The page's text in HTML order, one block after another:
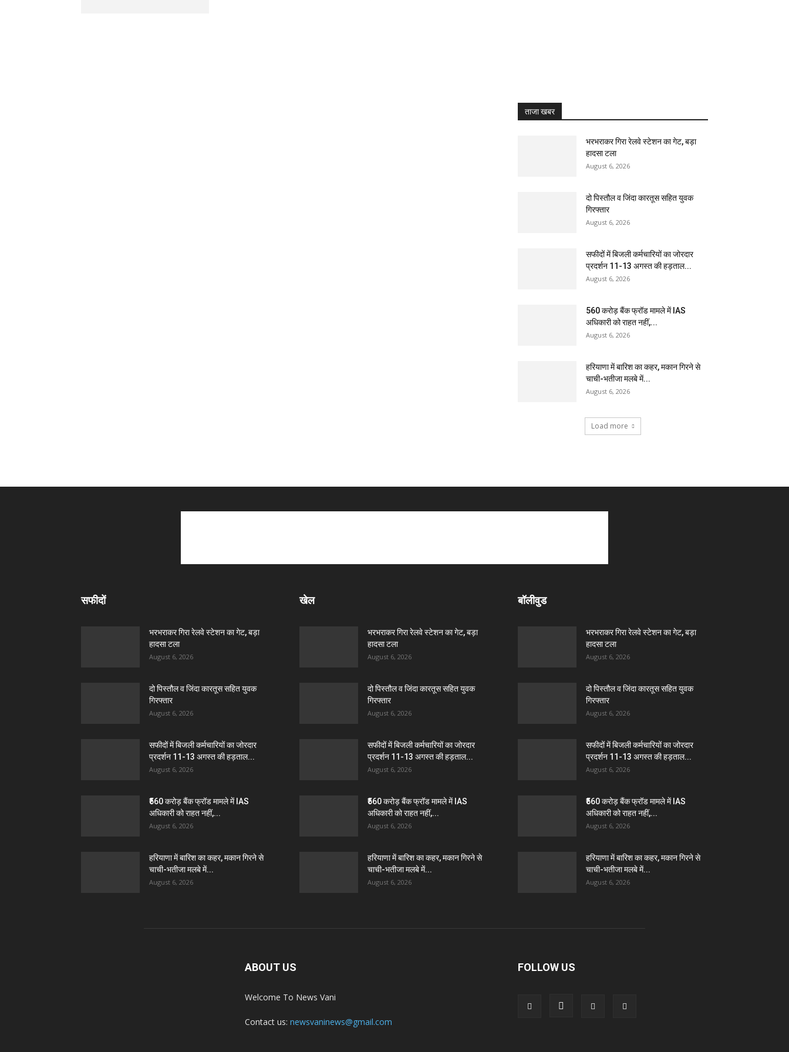
ताजा खबर
भरभराकर गिरा रेलवे स्टेशन का गेट, बड़ा
हादसा टला
August 6, 2026
दो पिस्तौल व जिंदा कारतूस सहित युवक
गिरफ्तार
August 6, 2026
सफीदों में बिजली कर्मचारियों का जोरदार
प्रदर्शन 11-13 अगस्त की हड़ताल...
August 6, 2026
₹560 करोड़ बैंक फ्रॉड मामले में IAS
अधिकारी को राहत नहीं,...
August 6, 2026
हरियाणा में बारिश का कहर, मकान गिरने से
चाची-भतीजा मलबे में...
August 6, 2026
Load more
सफीदों
भरभराकर गिरा रेलवे स्टेशन का गेट, बड़ा
हादसा टला
August 6, 2026
दो पिस्तौल व जिंदा कारतूस सहित युवक
गिरफ्तार
August 6, 2026
सफीदों में बिजली कर्मचारियों का जोरदार
प्रदर्शन 11-13 अगस्त की हड़ताल...
August 6, 2026
₹560 करोड़ बैंक फ्रॉड मामले में IAS
अधिकारी को राहत नहीं,...
August 6, 2026
हरियाणा में बारिश का कहर, मकान गिरने से
चाची-भतीजा मलबे में...
August 6, 2026
खेल
भरभराकर गिरा रेलवे स्टेशन का गेट, बड़ा
हादसा टला
August 6, 2026
दो पिस्तौल व जिंदा कारतूस सहित युवक
गिरफ्तार
August 6, 2026
सफीदों में बिजली कर्मचारियों का जोरदार
प्रदर्शन 11-13 अगस्त की हड़ताल...
August 6, 2026
₹560 करोड़ बैंक फ्रॉड मामले में IAS
अधिकारी को राहत नहीं,...
August 6, 2026
हरियाणा में बारिश का कहर, मकान गिरने से
चाची-भतीजा मलबे में...
August 6, 2026
बॉलीवुड
भरभराकर गिरा रेलवे स्टेशन का गेट, बड़ा
हादसा टला
August 6, 2026
दो पिस्तौल व जिंदा कारतूस सहित युवक
गिरफ्तार
August 6, 2026
सफीदों में बिजली कर्मचारियों का जोरदार
प्रदर्शन 11-13 अगस्त की हड़ताल...
August 6, 2026
₹560 करोड़ बैंक फ्रॉड मामले में IAS
अधिकारी को राहत नहीं,...
August 6, 2026
हरियाणा में बारिश का कहर, मकान गिरने से
चाची-भतीजा मलबे में...
August 6, 2026
ABOUT US
Welcome To News Vani
Contact us: newsvaninews@gmail.com
FOLLOW US